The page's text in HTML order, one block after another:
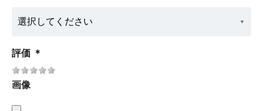
評価 ＊
画像